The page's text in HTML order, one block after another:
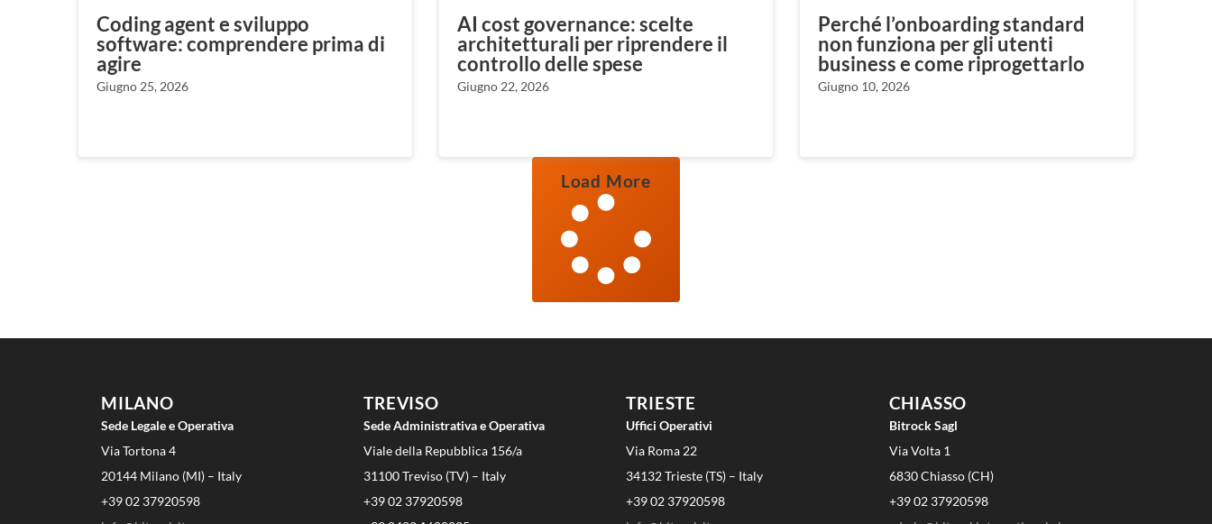
Coding agent e sviluppo
software: comprendere prima di
agire
Giugno 25, 2026
AI cost governance: scelte
architetturali per riprendere il
controllo delle spese
Giugno 22, 2026
Perché l’onboarding standard
non funziona per gli utenti
business e come riprogettarlo
Giugno 10, 2026
Load More
MILANO
Sede Legale e Operativa
Via Tortona 4
20144 Milano (MI) – Italy
+39 02 37920598
TREVISO
Sede Administrativa e Operativa
Viale della Repubblica 156/a
31100 Treviso (TV) – Italy
+39 02 37920598
TRIESTE
Uffici Operativi
Via Roma 22
34132 Trieste (TS) – Italy
+39 02 37920598
CHIASSO
Bitrock Sagl
Via Volta 1
6830 Chiasso (CH)
+39 02 37920598